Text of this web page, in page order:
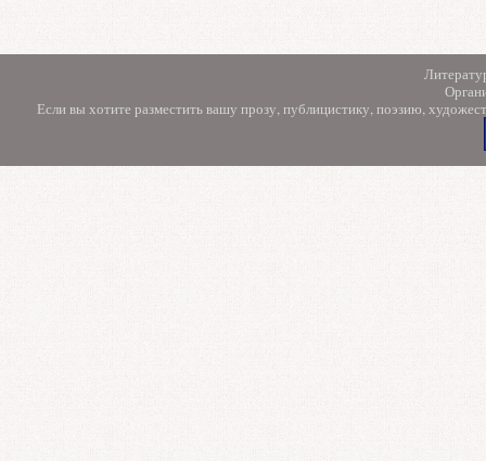
Если вы хотите разместить вашу прозу, публицистику, поэзию,